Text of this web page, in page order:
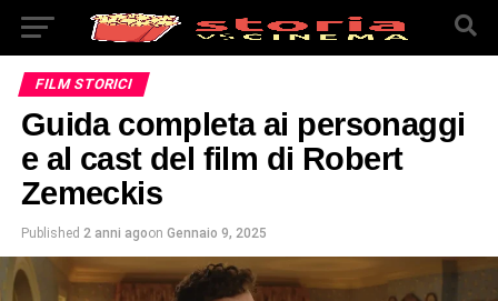
FILM STORICI
Guida completa ai personaggi
e al cast del film di Robert
Zemeckis
Published 2 anni agoon Gennaio 9, 2025